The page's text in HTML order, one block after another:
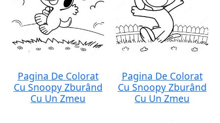
Pagina De Colorat
Cu Snoopy Zburând
Cu Un Zmeu
Pagina De Colorat
Cu Snoopy Zburând
Cu Un Zmeu